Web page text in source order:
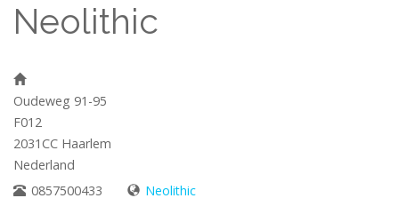
Neolithic
Oudeweg 91-95
F012
2031CC Haarlem
Nederland
0857500433
Neolithic